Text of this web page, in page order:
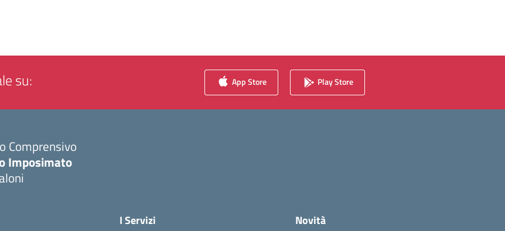
su: App Store Play Store
Comprensivo
Imposimato
I Servizi Novità